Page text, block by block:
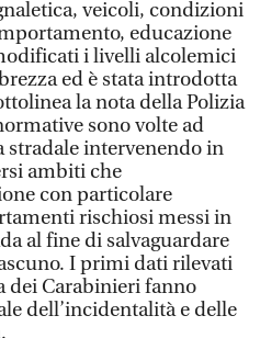
veicoli, condizioni
educazione
i livelli alcolemici
ed è stata introdotta
la nota della Polizia
sono volte ad
stradale intervenendo in
ambiti che
con particolare
rischiosi messi in
al fine di salvaguardare
I primi dati rilevati
dei Carabinieri fanno
dell’incidentalità e delle